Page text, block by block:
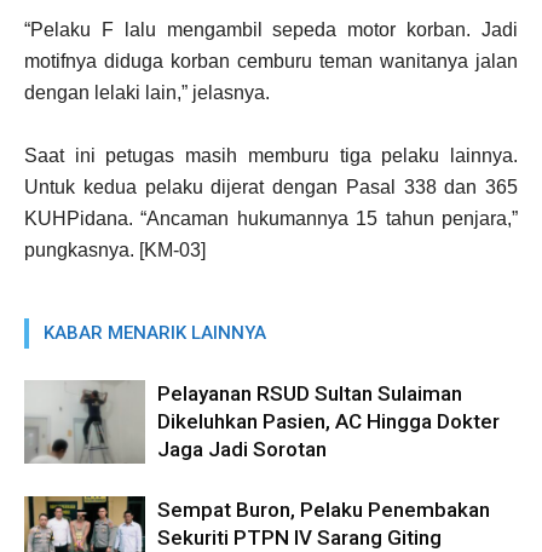
“Pelaku F lalu mengambil sepeda motor korban. Jadi
motifnya diduga korban cemburu teman wanitanya jalan
dengan lelaki lain,” jelasnya.
Saat ini petugas masih memburu tiga pelaku lainnya.
Untuk kedua pelaku dijerat dengan Pasal 338 dan 365
KUHPidana. “Ancaman hukumannya 15 tahun penjara,”
pungkasnya. [KM-03]
KABAR MENARIK LAINNYA
Pelayanan RSUD Sultan Sulaiman
Dikeluhkan Pasien, AC Hingga Dokter
Jaga Jadi Sorotan
Sempat Buron, Pelaku Penembakan
Sekuriti PTPN IV Sarang Giting